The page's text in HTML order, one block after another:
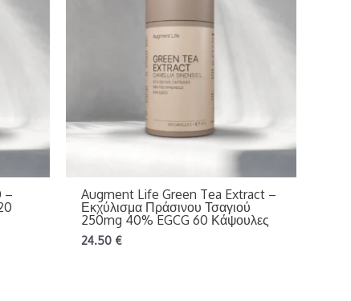
–
Augment Life Green Tea Extract –
Εκχύλισμα Πράσινου Τσαγιού
250mg 40% EGCG 60 Κάψουλες
24.50 €